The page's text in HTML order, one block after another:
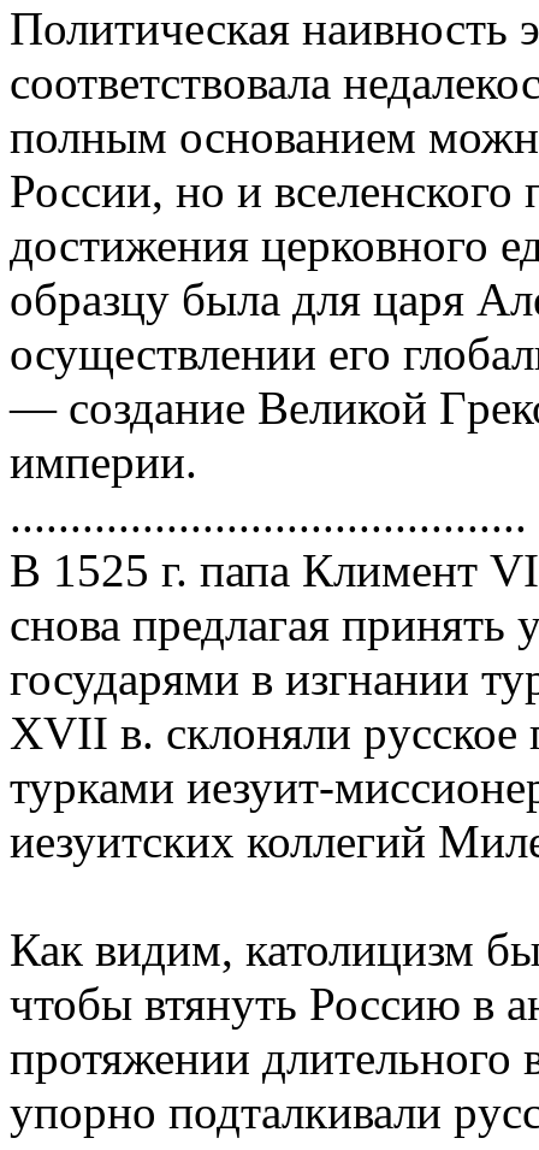
Политическая наивность
соответствовала
полным основанием
России, но и
достижения цеpковного
обpазцу была для цаpя
осуществлении его
— создание Великой
импеpии.
...........................................
В 1525 г. папа Климент
снова пpедлагая пpинять
госудаpями в изгнании
XVII в. склоняли pусское
туpками иезуит-
иезуитских коллегий
Как видим, католицизм
чтобы втянуть Россию в
пpотяжении длительного
упоpно подталкивали